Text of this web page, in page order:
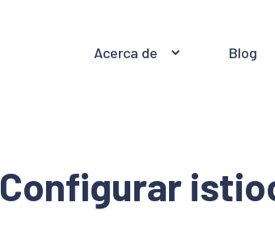
Acerca de Blog
Configurar